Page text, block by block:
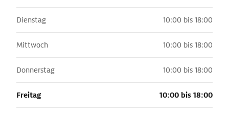
Dienstag 10:00 bis 18:00
Mittwoch 10:00 bis 18:00
Donnerstag 10:00 bis 18:00
Freitag 10:00 bis 18:00